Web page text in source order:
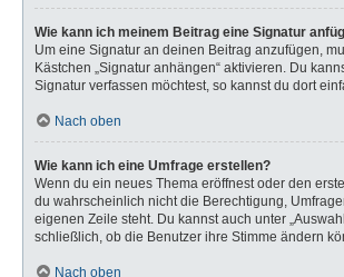
Wie kann ich meinem Beitrag eine Signatur
Um eine Signatur an deinen Beitrag anzufügen,
Kästchen „Signatur anhängen“ aktivieren. Du
Signatur verfassen möchtest, so kannst du dort
Nach oben
Wie kann ich eine Umfrage erstellen?
Wenn du ein neues Thema eröffnest oder den
du wahrscheinlich nicht die Berechtigung,
eigenen Zeile steht. Du kannst auch unter
schließlich, ob die Benutzer ihre Stimme ändern
Nach oben